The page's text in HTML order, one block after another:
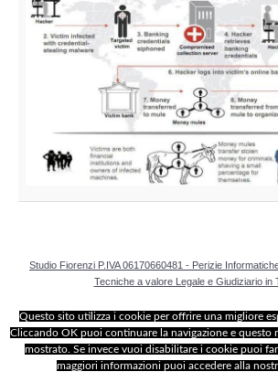
INDAGINI DIGITALI
Digital Intelligence OSINT
Indagini su computer
Indagini Smartphone,Tablet
Copia/Acquisizione Forense
Incident Response
Studio Fiorenzi P.IVA 06170660481 - Perizie
Tecniche a valore Legale e Giudiziario in
Questo sito utilizza i cookie per offrire una migliore
Cliccando OK puoi continuare la navigazione e questo
mostrato. Se invece vuoi disabilitare i cookie puoi
maggiori informazioni puoi accedere alla